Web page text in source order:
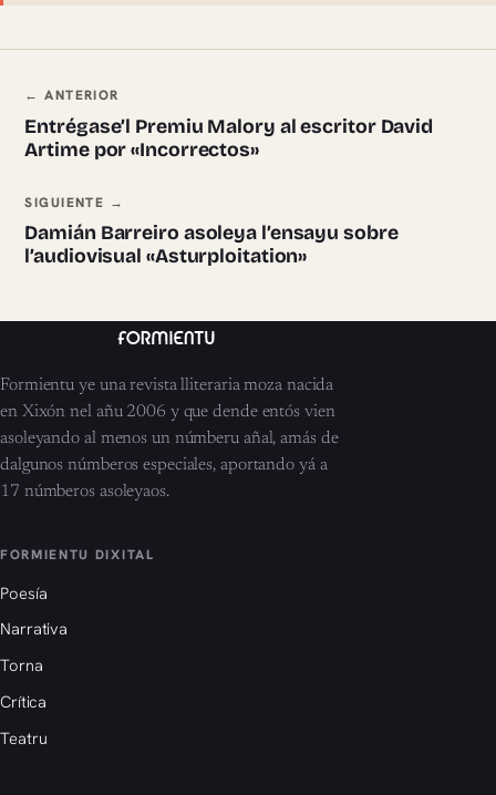
Navegación ente pieces
← ANTERIOR
Entrégase’l Premiu Malory al escritor David
Artime por «Incorrectos»
SIGUIENTE →
Damián Barreiro asoleya l’ensayu sobre
l’audiovisual «Asturploitation»
Formientu ye una revista lliteraria moza nacida
en Xixón nel añu 2006 y que dende entós vien
asoleyando al menos un númberu añal, amás de
dalgunos númberos especiales, aportando yá a
17 númberos asoleyaos.
FORMIENTU DIXITAL
Poesía
Narrativa
Torna
Crítica
Teatru